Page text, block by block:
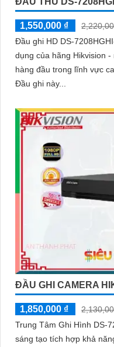
ngôi nhà hoặc doanh
minh với giá cả phải chăng
đầu tư vào an ninh và yên
Hy vọng rằng bài viết giới
khách hàng quan tâm đến
1,550,000 ₫
Đầu ghi HD DS-
dụng của hãng Hikvision
hàng đầu trong lĩnh vực
Đầu ghi này...
ĐẦU GHI CAMERA
1,850,000 ₫
Trung Tâm Ghi Hình DS-
sáng tạo tích hợp khả năng